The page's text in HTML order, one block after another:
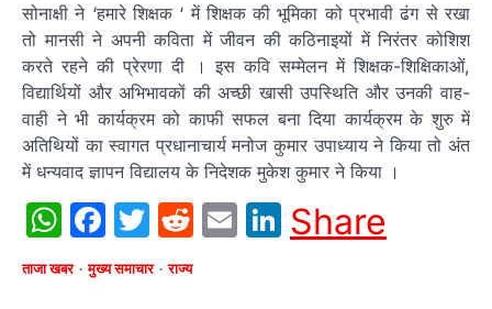
सोनाक्षी ने ‘हमारे शिक्षक ‘ में शिक्षक की भूमिका को प्रभावी ढंग से रखा
तो मानसी ने अपनी कविता में जीवन की कठिनाइयों में निरंतर कोशिश
करते रहने की प्रेरणा दी । इस कवि सम्मेलन में शिक्षक-शिक्षिकाओं,
विद्यार्थियों और अभिभावकों की अच्छी खासी उपस्थिति और उनकी वाह-
वाही ने भी कार्यक्रम को काफी सफल बना दिया कार्यक्रम के शुरु में
अतिथियों का स्वागत प्रधानाचार्य मनोज कुमार उपाध्याय ने किया तो अंत
में धन्यवाद ज्ञापन विद्यालय के निदेशक मुकेश कुमार ने किया ।
WhatsApp
Facebook
Twitter
Reddit
EmailLinkedIn
Share
ताजा खबर मुख्य समाचार राज्य